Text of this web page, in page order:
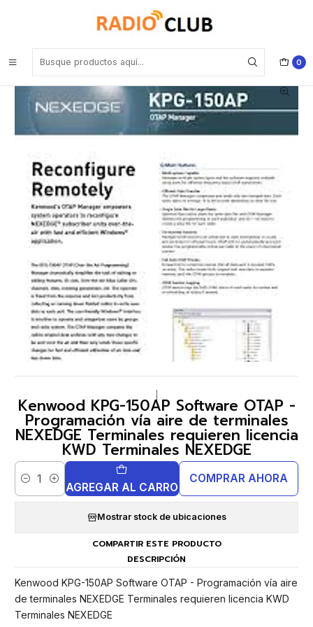
0
Kenwood KPG-150AP Software OTAP - Programación vía aire de
terminales NEXEDGE Terminales requieren licencia KWD Terminales
Kenwood KPG-150AP Software OTAP -
Programación vía aire de terminales
NEXEDGE Terminales requieren licencia
KWD Terminales NEXEDGE
Cantidad AGREGAR AL CARRO
COMPRAR AHORA
Mostrar stock de ubicaciones
COMPARTIR ESTE PRODUCTO
DESCRIPCIÓN
Kenwood KPG-150AP Software OTAP - Programación vía aire
de terminales NEXEDGE Terminales requieren licencia KWD
Terminales NEXEDGE